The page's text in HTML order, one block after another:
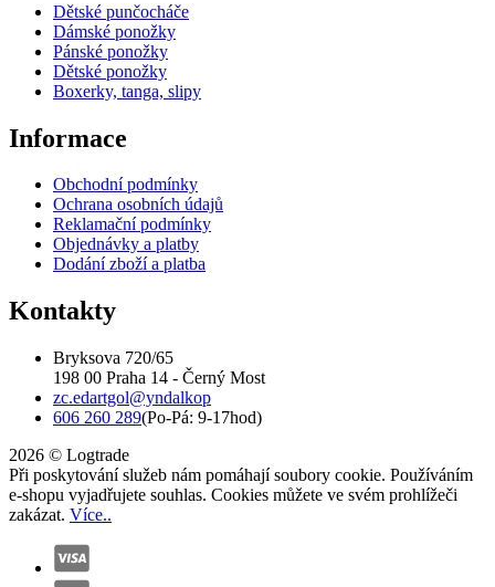
Dětské punčocháče
Dámské ponožky
Pánské ponožky
Dětské ponožky
Boxerky, tanga, slipy
Informace
Obchodní podmínky
Ochrana osobních údajů
Reklamační podmínky
Objednávky a platby
Dodání zboží a platba
Kontakty
Bryksova 720/65
198 00 Praha 14 - Černý Most
zc.edartgol@yndalkop
606 260 289(Po-Pá: 9-17hod)
2026 © Logtrade
Při poskytování služeb nám pomáhají soubory cookie. Používáním
e-shopu vyjadřujete souhlas. Cookies můžete ve svém prohlížeči
zakázat. Více..